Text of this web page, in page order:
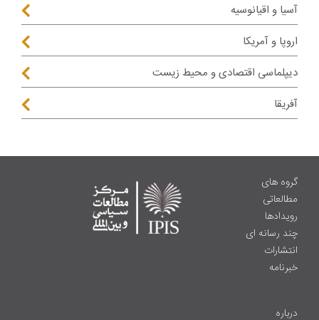
آسیا و اقیانوسیه
اروپا و آمریکا
دیپلماسی اقتصادی و محیط زیست
آفریقا
گروه های
مطالعاتی
رویدادها
چند رسانه ای
انتشارات
خبرنامه
درباره